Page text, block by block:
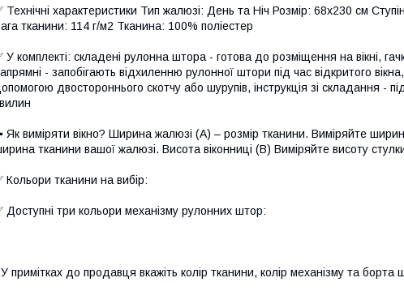
Технічні характеристики Тип жалюзі: День та Ніч Розмір: 68х230 см
тканини: 114 г/м2 Тканина: 100% поліестер
У комплекті: складені рулонна штора - готова до розміщення на вікні,
- запобігають відхиленню рулонної штори під час відкритого
двостороннього скотчу або шурупів, інструкція зі складання -
Як виміряти вікно? Ширина жалюзі (A) – розмір тканини. Виміряйте
тканини вашої жалюзі. Висота віконниці (B) Виміряйте висоту
Кольори тканини на вибір:
Доступні три кольори механізму рулонних штор:
У примітках до продавця вкажіть колір тканини, колір механізму та борта